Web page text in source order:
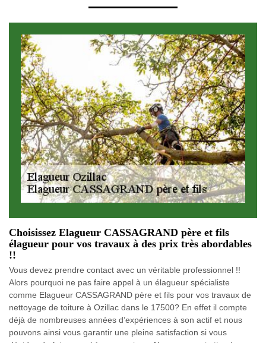
Choisissez Elagueur CASSAGRAND père et fils
élagueur pour vos travaux à des prix très abordables
!!
Vous devez prendre contact avec un véritable professionnel !!
Alors pourquoi ne pas faire appel à un élagueur spécialiste
comme Elagueur CASSAGRAND père et fils pour vos travaux de
nettoyage de toiture à Ozillac dans le 17500? En effet il compte
déjà de nombreuses années d’expériences à son actif et nous
pouvons ainsi vous garantir une pleine satisfaction si vous